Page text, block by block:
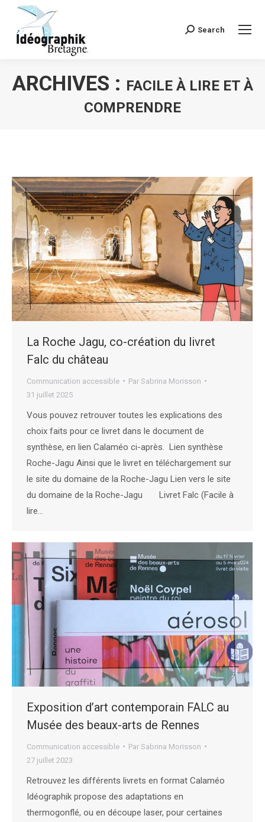
Recherche
Search
ARCHIVES : FACILE À LIRE ET À
COMPRENDRE
La Roche Jagu, co-création du livret
Falc du château
Communication accessible Par Sabrina Morisson
31 juillet 2025
Vous pouvez retrouver toutes les explications des
choix faits pour ce livret dans le document de
synthèse, en lien Calaméo ci-après. Lien synthèse
Roche-Jagu Ainsi que le livret en téléchargement sur
le site du domaine de la Roche-Jagu Lien vers le site
du domaine de la Roche-Jagu Livret Falc (Facile à
lire…
Exposition d’art contemporain FALC au
Musée des beaux-arts de Rennes
Communication accessible Par Sabrina Morisson
27 juillet 2023
Retrouvez les différents livrets en format Calaméo
Idéographik propose des adaptations en
thermogonflé, ou en découpe laser, pour certaines